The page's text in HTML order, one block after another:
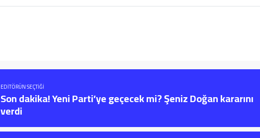
EDITÖRÜN SEÇTIĞI
Son dakika! Yeni Parti’ye geçecek mi? Şeniz Doğan kararını
verdi